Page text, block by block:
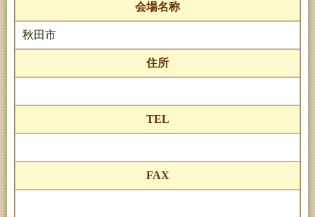
会場名称
秋田市
住所
TEL
FAX